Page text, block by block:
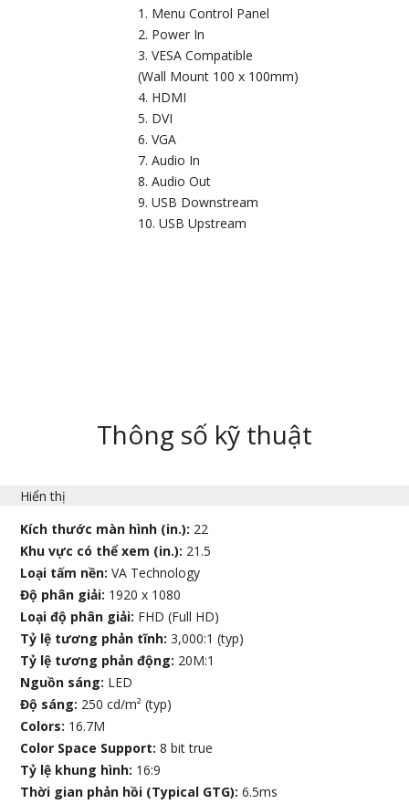
Menu Control Panel
Power In
VESA Compatible
(Wall Mount 100 x 100mm)
HDMI
DVI
VGA
Audio In
Audio Out
USB Downstream
USB Upstream
Thông số kỹ thuật
Hiển thị
Kích thước màn hình (in.): 22
Khu vực có thể xem (in.): 21.5
Loại tấm nền:VA Technology
Độ phân giải: 1920 x 1080
Loại độ phân giải: FHD (Full HD)
Tỷ lệ tương phản tĩnh:3,000:1 (typ)
Tỷ lệ tương phản động: 20M:1
Nguồn sáng: LED
Độ sáng: 250 cd/m² (typ)
Colors: 16.7M
Color Space Support:8 bit true
Tỷ lệ khung hình: 16:9
Thời gian phản hồi (Typical GTG):6.5ms